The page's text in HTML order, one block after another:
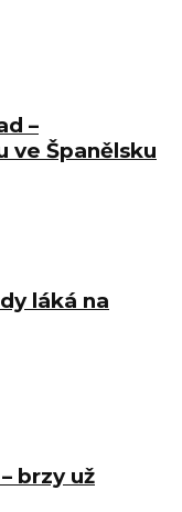
–
ve Španělsku
láká na
brzy už